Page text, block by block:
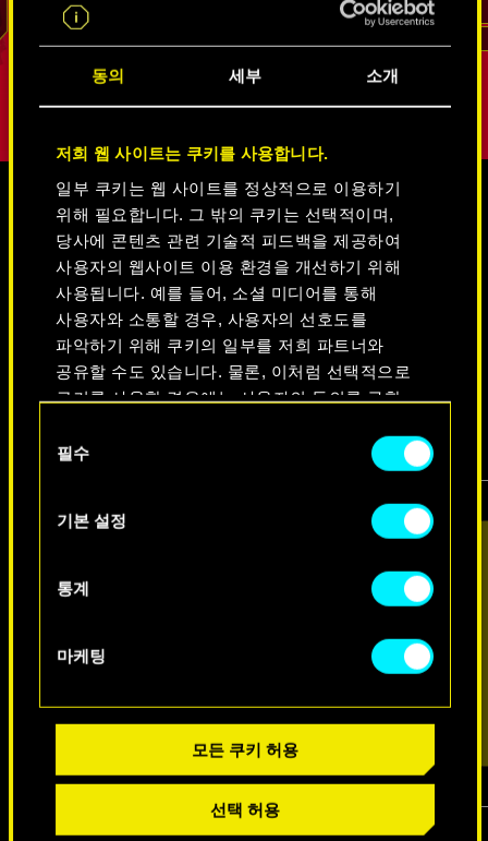
동의 세부 소개
저희 웹 사이트는 쿠키를 사용합니다.
일부 쿠키는 웹 사이트를 정상적으로 이용하기
위해 필요합니다. 그 밖의 쿠키는 선택적이며,
당사에 콘텐츠 관련 기술적 피드백을 제공하여
사용자의 웹사이트 이용 환경을 개선하기 위해
사용됩니다. 예를 들어, 소셜 미디어를 통해
사용자와 소통할 경우, 사용자의 선호도를
파악하기 위해 쿠키의 일부를 저희 파트너와
공유할 수도 있습니다. 물론, 이처럼 선택적으로
쿠키를 사용할 경우에는 사용자의 동의를 구할
쿠키 사용에 관한 세부 사항이나 관련 설정은
아래의 "Settings" 메뉴에서 확인할 수 있습니다.
필수
기본 설정
통계
마케팅
모든 쿠키 허용
선택 허용
미디어
사이버펑크 2077
비디오 스크린샷 콘셉트 아트
1/7